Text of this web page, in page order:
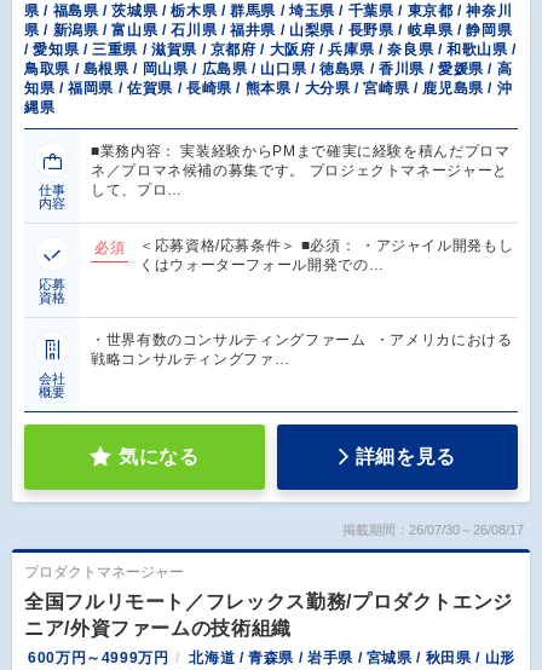
県 / 福島県 / 茨城県 / 栃木県 / 群馬県 / 埼玉県 / 千葉県 / 東京都 / 神奈川
県 / 新潟県 / 富山県 / 石川県 / 福井県 / 山梨県 / 長野県 / 岐阜県 / 静岡県
/ 愛知県 / 三重県 / 滋賀県 / 京都府 / 大阪府 / 兵庫県 / 奈良県 / 和歌山県 /
鳥取県 / 島根県 / 岡山県 / 広島県 / 山口県 / 徳島県 / 香川県 / 愛媛県 / 高
知県 / 福岡県 / 佐賀県 / 長崎県 / 熊本県 / 大分県 / 宮崎県 / 鹿児島県 / 沖
縄県
仕事
内容
■業務内容： 実装経験からPMまで確実に経験を積んだプロマ
ネ／プロマネ候補の募集です。 プロジェクトマネージャーと
して、プロ…
応募
資格
必須
＜応募資格/応募条件＞ ■必須： ・アジャイル開発もし
くはウォーターフォール開発での…
会社
概要
・世界有数のコンサルティングファーム ・アメリカにおける
戦略コンサルティングファ…
気になる 詳細を見る
掲載期間：26/07/30～26/08/17
プロダクトマネージャー
全国フルリモート／フレックス勤務/プロダクトエンジ
ニア/外資ファームの技術組織
600万円～4999万円
北海道 / 青森県 / 岩手県 / 宮城県 / 秋田県 / 山形